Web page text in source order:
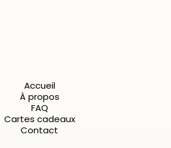
Accueil
À propos
FAQ
Cartes cadeaux
Contact